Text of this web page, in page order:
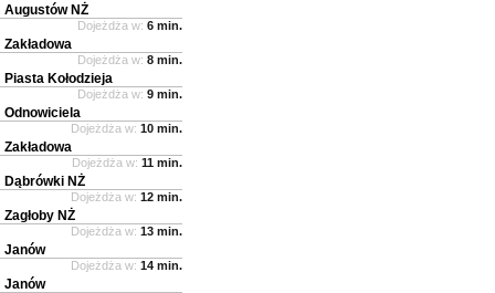
Augustów NŻ
Dojeżdża w: 6 min.
Zakładowa
Dojeżdża w: 8 min.
Piasta Kołodzieja
Dojeżdża w: 9 min.
Odnowiciela
Dojeżdża w: 10 min.
Zakładowa
Dojeżdża w: 11 min.
Dąbrówki NŻ
Dojeżdża w: 12 min.
Zagłoby NŻ
Dojeżdża w: 13 min.
Janów
Dojeżdża w: 14 min.
Janów